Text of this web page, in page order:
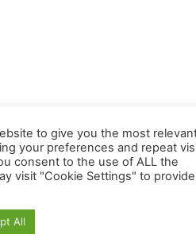
to give you the most
your preferences and repeat
consent to the use of ALL the
visit "Cookie Settings" to
All